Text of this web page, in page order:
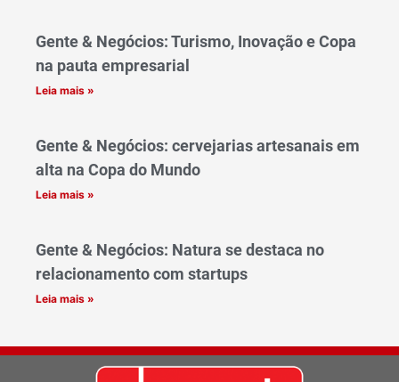
Gente & Negócios: Turismo, Inovação e Copa
na pauta empresarial
Leia mais »
Gente & Negócios: cervejarias artesanais em
alta na Copa do Mundo
Leia mais »
Gente & Negócios: Natura se destaca no
relacionamento com startups
Leia mais »